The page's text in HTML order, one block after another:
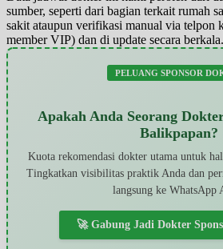
sumber, seperti dari bagian terkait rumah
sakit ataupun verifikasi manual via telpon
member VIP) dan di update secara berkala.
PELUANG SPONSOR
Apakah Anda Seorang
Balikpapan?
Kuota rekomendasi dokter utama untuk
Tingkatkan visibilitas praktik Anda dan
langsung ke WhatsApp
🚀 Gabung Jadi Dokter